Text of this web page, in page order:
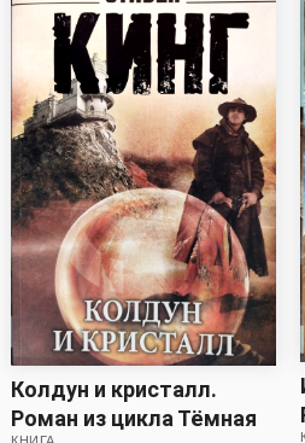
Колдун и кристалл.
Роман из цикла Тёмная